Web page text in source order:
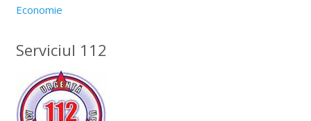
Economie
Serviciul 112